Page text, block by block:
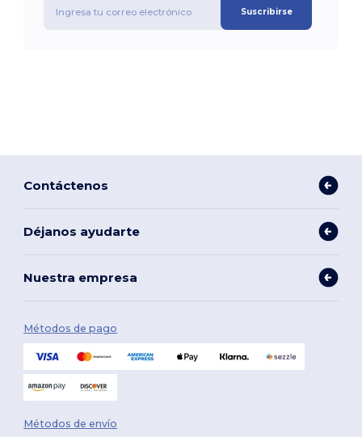
Suscribirse
Contáctenos
Déjanos ayudarte
Nuestra empresa
Métodos de pago
Métodos de envío